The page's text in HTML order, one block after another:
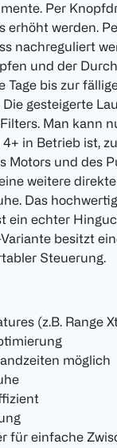
Per
erhöht werden.
nachreguliert
und der
Tage bis zur
gesteigerte
Man kann
in Betrieb ist,
Motors und des
weitere
Das
ein echter
besitzt
Steuerung.
(z.B. Range
möglich
für einfache